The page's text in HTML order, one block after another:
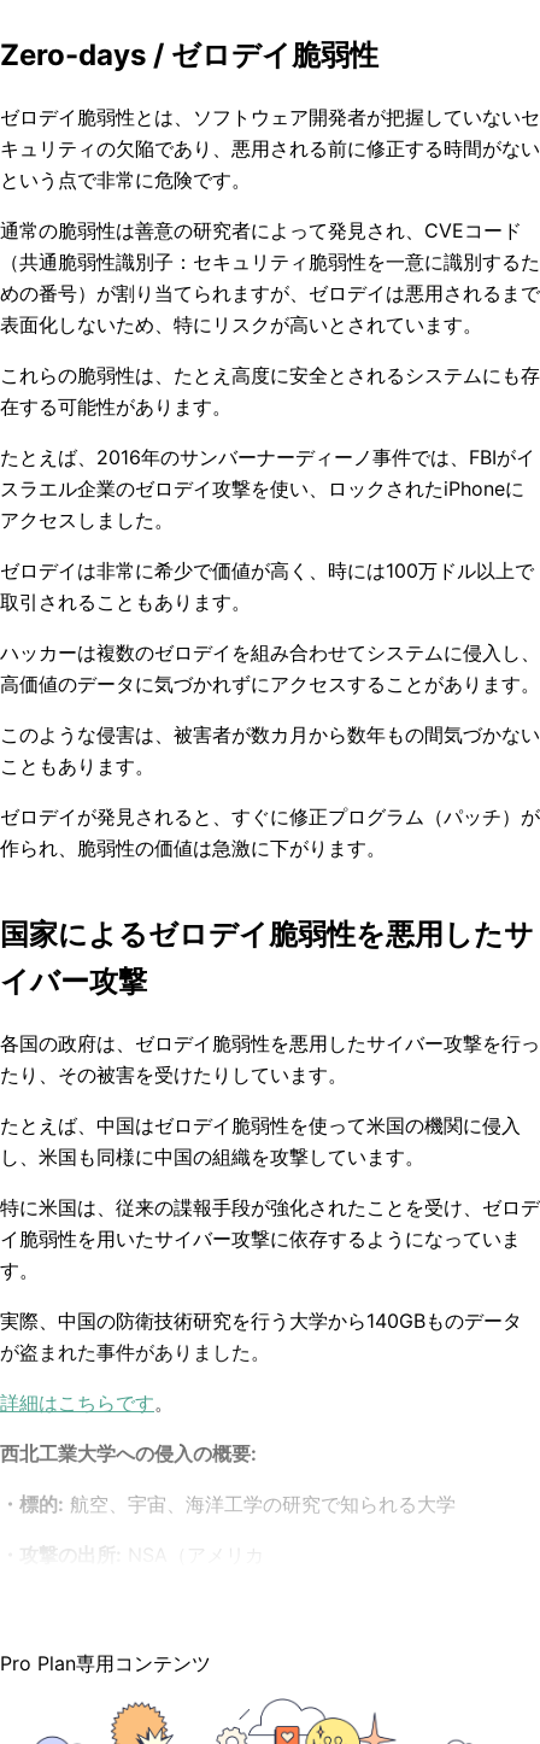
Zero-days / ゼロデイ脆弱性
ゼロデイ脆弱性とは、ソフトウェア開発者が把握していないセ
キュリティの欠陥であり、悪用される前に修正する時間がない
という点で非常に危険です。
通常の脆弱性は善意の研究者によって発見され、CVEコード
（共通脆弱性識別子：セキュリティ脆弱性を一意に識別するた
めの番号）が割り当てられますが、ゼロデイは悪用されるまで
表面化しないため、特にリスクが高いとされています。
これらの脆弱性は、たとえ高度に安全とされるシステムにも存
在する可能性があります。
たとえば、2016年のサンバーナーディーノ事件では、FBIがイ
スラエル企業のゼロデイ攻撃を使い、ロックされたiPhoneに
アクセスしました。
ゼロデイは非常に希少で価値が高く、時には100万ドル以上で
取引されることもあります。
ハッカーは複数のゼロデイを組み合わせてシステムに侵入し、
高価値のデータに気づかれずにアクセスすることがあります。
このような侵害は、被害者が数カ月から数年もの間気づかない
こともあります。
ゼロデイが発見されると、すぐに修正プログラム（パッチ）が
作られ、脆弱性の価値は急激に下がります。
国家によるゼロデイ脆弱性を悪用したサ
イバー攻撃
各国の政府は、ゼロデイ脆弱性を悪用したサイバー攻撃を行っ
たり、その被害を受けたりしています。
たとえば、中国はゼロデイ脆弱性を使って米国の機関に侵入
し、米国も同様に中国の組織を攻撃しています。
特に米国は、従来の諜報手段が強化されたことを受け、ゼロデ
イ脆弱性を用いたサイバー攻撃に依存するようになっていま
す。
実際、中国の防衛技術研究を行う大学から140GBものデータ
が盗まれた事件がありました。
詳細はこちらです。
西北工業大学への侵入の概要:
・標的: 航空、宇宙、海洋工学の研究で知られる大学
・攻撃の出所:
Pro Plan専用コンテンツ